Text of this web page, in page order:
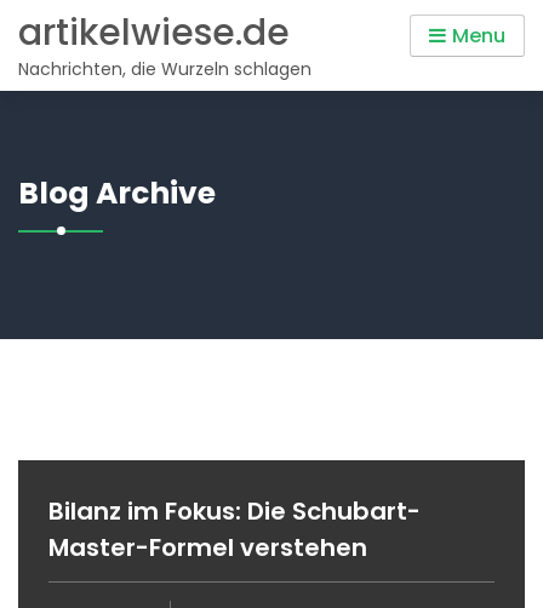
content
artikelwiese.de
Nachrichten, die Wurzeln schlagen
Menu
Blog Archive
Bilanz im Fokus: Die Schubart-
Master-Formel verstehen